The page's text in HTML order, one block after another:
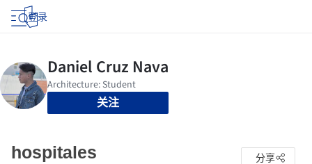
登录
关注
hospitales 分享